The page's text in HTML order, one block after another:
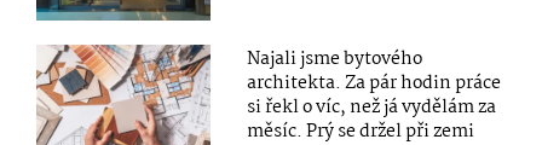
Najali jsme bytového
architekta. Za pár hodin práce
si řekl o víc, než já vydělám za
měsíc. Prý se držel při zemi